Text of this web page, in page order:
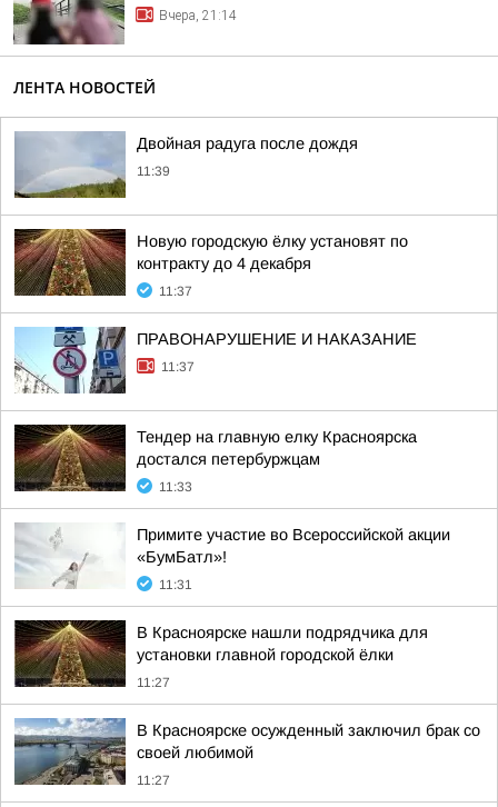
Вчера, 21:14
ЛЕНТА НОВОСТЕЙ
Двойная радуга после дождя
11:39
Новую городскую ёлку установят по
контракту до 4 декабря
11:37
ПРАВОНАРУШЕНИЕ И НАКАЗАНИЕ
11:37
Тендер на главную елку Красноярска
достался петербуржцам
11:33
Примите участие во Всероссийской акции
«БумБатл»!
11:31
В Красноярске нашли подрядчика для
установки главной городской ёлки
11:27
В Красноярске осужденный заключил брак со
своей любимой
11:27